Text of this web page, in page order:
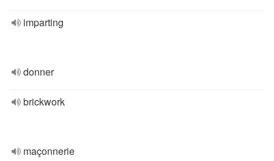
imparting
donner
brickwork
maçonnerie